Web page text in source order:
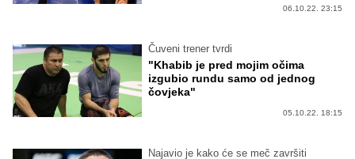
06.10.22. 23:15
Čuveni trener tvrdi
"Khabib je pred mojim očima
izgubio rundu samo od jednog
čovjeka"
05.10.22. 18:15
Najavio je kako će se meč završiti